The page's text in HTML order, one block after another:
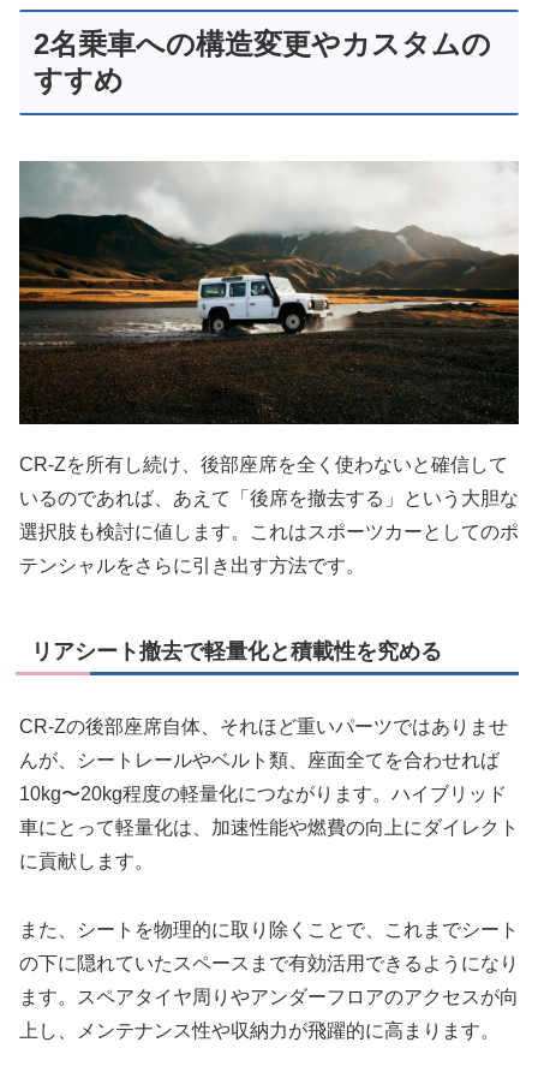
2名乗車への構造変更やカスタムの
すすめ
CR-Zを所有し続け、後部座席を全く使わないと確信して
いるのであれば、あえて「後席を撤去する」という大胆な
選択肢も検討に値します。これはスポーツカーとしてのポ
テンシャルをさらに引き出す方法です。
リアシート撤去で軽量化と積載性を究める
CR-Zの後部座席自体、それほど重いパーツではありませ
んが、シートレールやベルト類、座面全てを合わせれば
10kg〜20kg程度の軽量化につながります。ハイブリッド
車にとって軽量化は、加速性能や燃費の向上にダイレクト
に貢献します。
また、シートを物理的に取り除くことで、これまでシート
の下に隠れていたスペースまで有効活用できるようになり
ます。スペアタイヤ周りやアンダーフロアのアクセスが向
上し、メンテナンス性や収納力が飛躍的に高まります。